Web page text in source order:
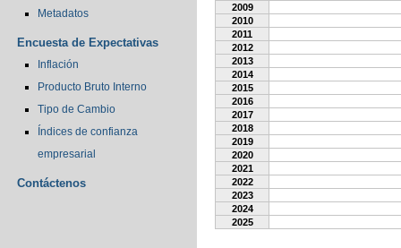
Metadatos
Encuesta de Expectativas
Inflación
Producto Bruto Interno
Tipo de Cambio
Índices de confianza
empresarial
Contáctenos
2009
2010
2011
2012
2013
2014
2015
2016
2017
2018
2019
2020
2021
2022
2023
2024
2025